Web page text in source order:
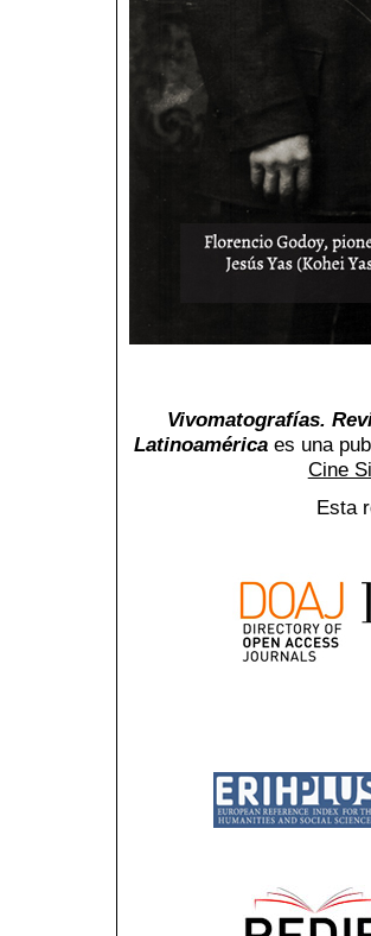
Vivomatografías.
Latinoaméricaes una
Cine
Esta